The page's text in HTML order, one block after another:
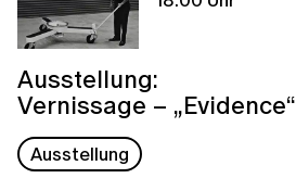
Ausstellung:
Vernissage – „Evidence“
Ausstellung